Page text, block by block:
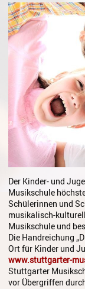
Der Kinder- und
Musikschule
Schülerinnen und
musikalisch-
Musikschule und
Die Handreichung
Ort für Kinder und
www.stuttgarter-
Stuttgarter
vor Übergriffen